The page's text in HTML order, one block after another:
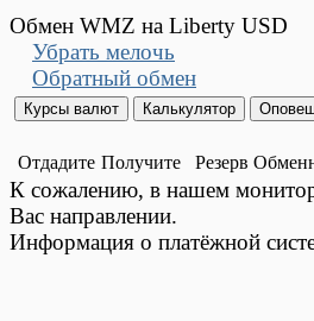
Обмен WMZ на Liberty USD
Убрать мелочь
Обратный обмен
Отдадите Получите Резерв
К сожалению, в нашем
Вас направлении.
Информация о платёжной